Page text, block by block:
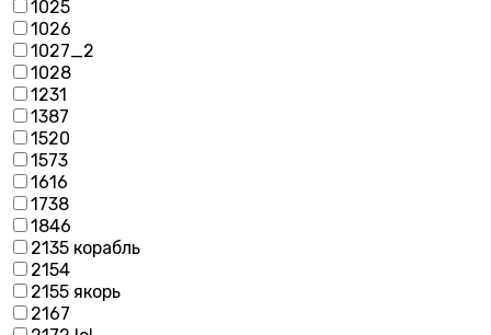
1025
1026
1027_2
1028
1231
1387
1520
1573
1616
1738
1846
2135 корабль
2154
2155 якорь
2167